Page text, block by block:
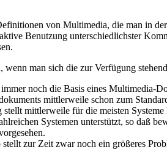
von Multimedia, die man in
Benutzung unterschiedlichster
man sich die zur Verfügung
noch die Basis eines Multimedia-
mittlerweile schon zum
stellt mittlerweile für die meisten
Systemen unterstützt, so daß
zur Zeit zwar noch ein größeres